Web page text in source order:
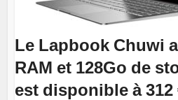
Le Lapbook Chuwi
RAM et 128Go de
est disponible à 312